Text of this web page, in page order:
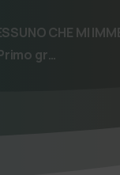
CHE MI
gr…